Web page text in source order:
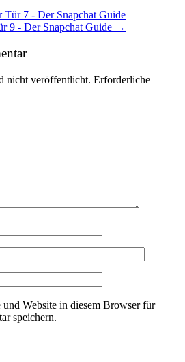
7 - Der Snapchat Guide
9 - Der Snapchat Guide →
nicht veröffentlicht. Erforderliche
Website in diesem Browser für
speichern.